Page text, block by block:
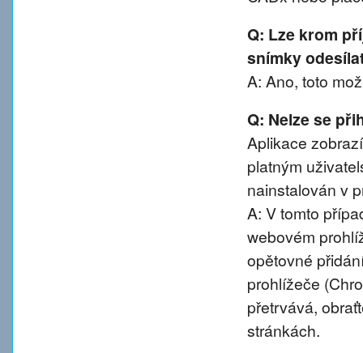
Q: Lze krom
snímky
A: Ano, toto
Q: Nelze se
Aplikace
platným
nainstalován v
A: V tomto
webovém
opětovné
prohlížeče
přetrvává,
stránkách.